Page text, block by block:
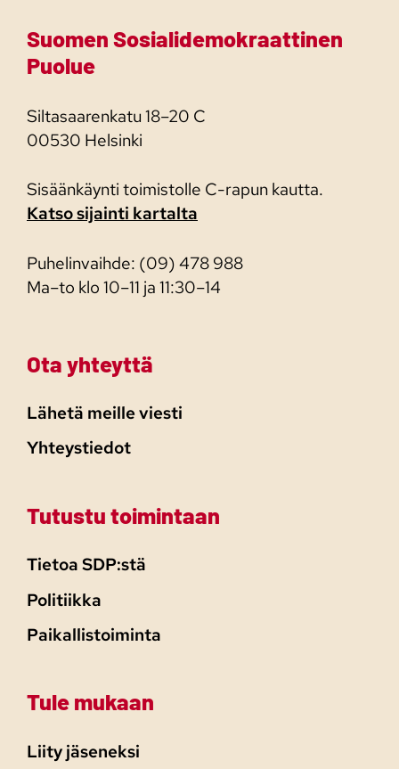
Suomen Sosialidemokraattinen
Puolue
Siltasaarenkatu 18–20 C
00530 Helsinki
Sisäänkäynti toimistolle C-rapun kautta.
Katso sijainti kartalta
Puhelinvaihde: (09) 478 988
Ma–to klo 10–11 ja 11:30–14
Ota yhteyttä
Lähetä meille viesti
Yhteystiedot
Tutustu toimintaan
Tietoa SDP:stä
Politiikka
Paikallistoiminta
Tule mukaan
Liity jäseneksi